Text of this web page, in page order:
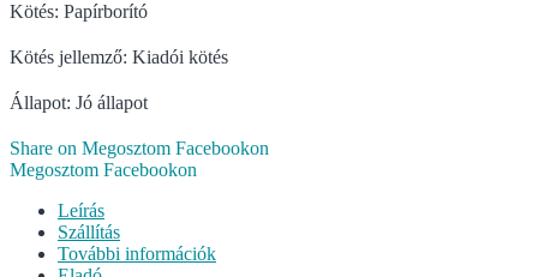
Kötés: Papírborító
Kötés jellemző: Kiadói kötés
Állapot: Jó állapot
Share on Megosztom Facebookon
Megosztom Facebookon
Leírás
Szállítás
További információk